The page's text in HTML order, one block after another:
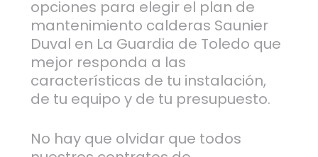
opciones para elegir el plan de
mantenimiento calderas Saunier
Duval en La Guardia de Toledo que
mejor responda a las
características de tu instalación,
de tu equipo y de tu presupuesto.
No hay que olvidar que todos